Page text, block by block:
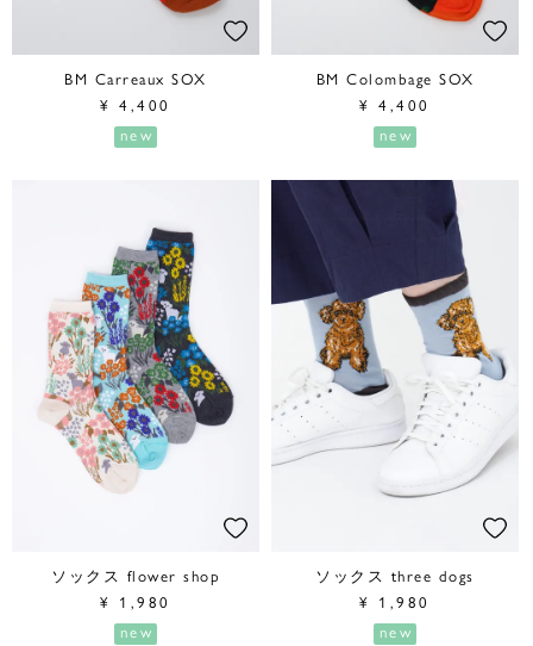
BM Carreaux SOX
¥
4,400
new
BM Colombage SOX
¥
4,400
new
ソックス flower shop
¥
1,980
new
ソックス three dogs
¥
1,980
new